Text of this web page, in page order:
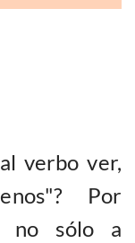
verbo ver,
Por
no sólo a